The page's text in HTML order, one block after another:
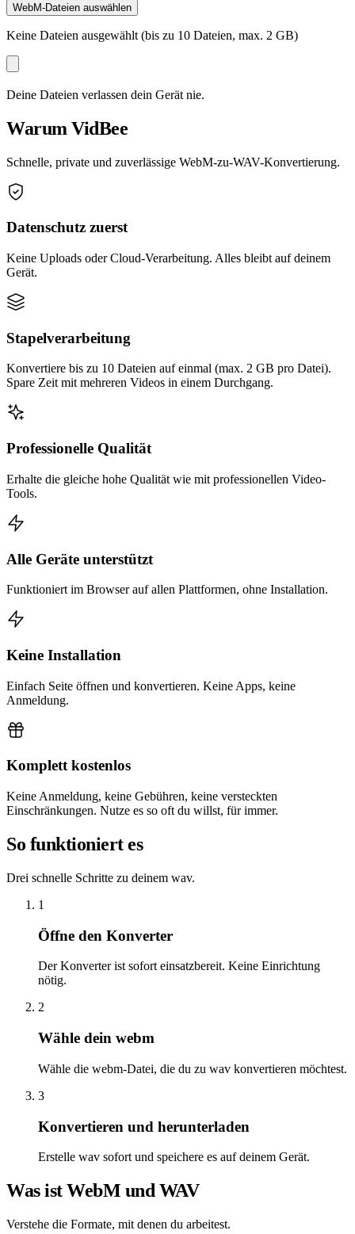
WebM-Dateien auswählen
Keine Dateien ausgewählt (bis zu 10 Dateien, max. 2 GB)
Deine Dateien verlassen dein Gerät nie.
Warum VidBee
Schnelle, private und zuverlässige WebM-zu-WAV-Konvertierung.
Datenschutz zuerst
Keine Uploads oder Cloud-Verarbeitung. Alles bleibt auf deinem
Gerät.
Stapelverarbeitung
Konvertiere bis zu 10 Dateien auf einmal (max. 2 GB pro Datei).
Spare Zeit mit mehreren Videos in einem Durchgang.
Professionelle Qualität
Erhalte die gleiche hohe Qualität wie mit professionellen Video-
Tools.
Alle Geräte unterstützt
Funktioniert im Browser auf allen Plattformen, ohne Installation.
Keine Installation
Einfach Seite öffnen und konvertieren. Keine Apps, keine
Anmeldung.
Komplett kostenlos
Keine Anmeldung, keine Gebühren, keine versteckten
Einschränkungen. Nutze es so oft du willst, für immer.
So funktioniert es
Drei schnelle Schritte zu deinem wav.
1
Öffne den Konverter
Der Konverter ist sofort einsatzbereit. Keine Einrichtung
nötig.
2
Wähle dein webm
Wähle die webm-Datei, die du zu wav konvertieren möchtest.
3
Konvertieren und herunterladen
Erstelle wav sofort und speichere es auf deinem Gerät.
Was ist WebM und WAV
Verstehe die Formate, mit denen du arbeitest.